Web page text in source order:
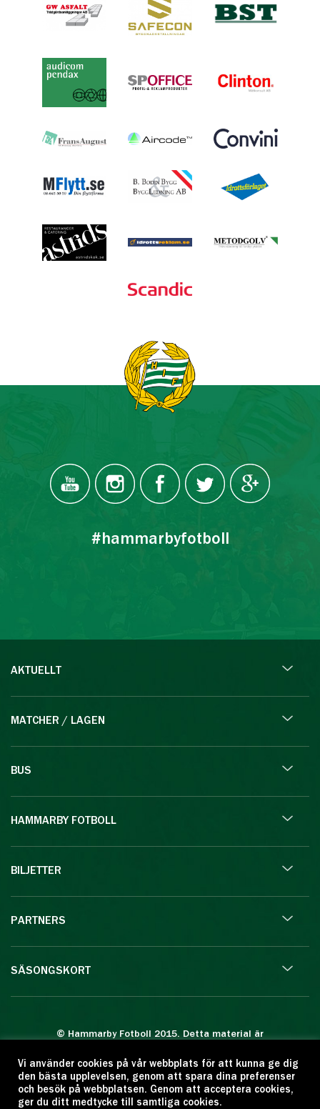
#hammarbyfotboll
AKTUELLT
MATCHER / LAGEN
BUS
HAMMARBY FOTBOLL
BILJETTER
PARTNERS
SÄSONGSKORT
© Hammarby Fotboll 2015. Detta material är
Eftertryck eller annan kopiering är förbjuden.
Citera oss gärna men ange källan:
www.hammarbyfotboll.se. Ansvarig utgivare:
Vi använder cookies på vår webbplats för att kunna ge dig
den bästa upplevelsen, genom att spara dina preferenser
och besök på webbplatsen. Genom att acceptera cookies,
ger du ditt medtycke till samtliga cookies.